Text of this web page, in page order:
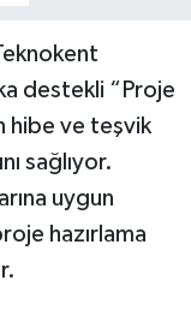
destekli “Proje
hibe ve teşvik
sağlıyor.
uygun
hazırlama